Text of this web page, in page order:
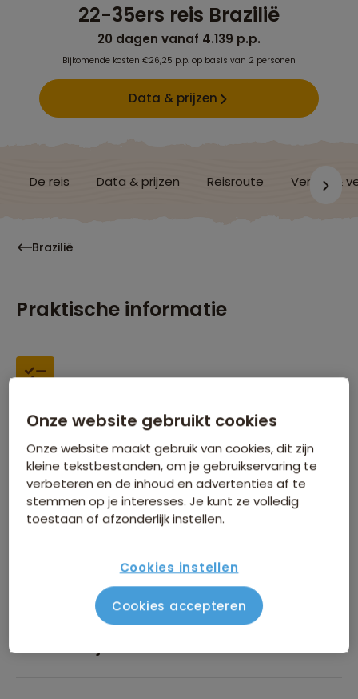
22-35ers reis Brazilië
20 dagen vanaf 4.139 p.p.
Bijkomende kosten €26,25 p.p. op basis van 2 personen
Data & prijzen
De reis Data & prijzen Reisroute Verblijf &
Brazilië
Praktische informatie
Inbegrepen in de reissom
Onze website gebruikt cookies
Onze website maakt gebruik van cookies, dit zijn
kleine tekstbestanden, om je gebruikservaring te
verbeteren en de inhoud en advertenties af te
stemmen op je interesses. Je kunt ze volledig
toestaan of afzonderlijk instellen.
Cookies instellen
Cookies accepteren